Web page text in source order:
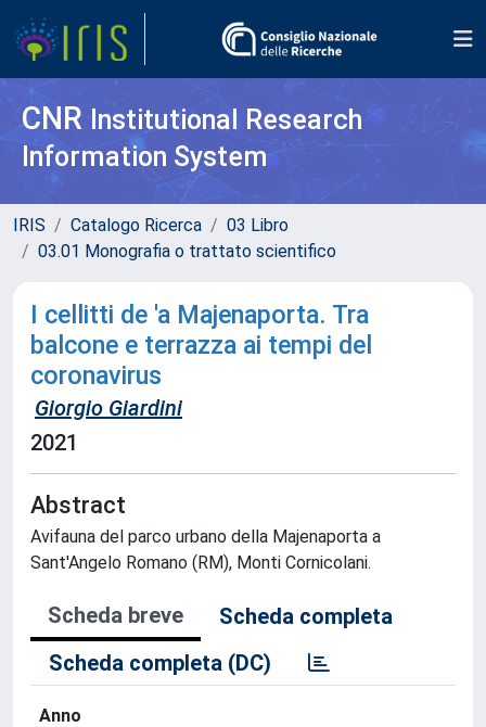
CNR Institutional Research
Information System
IRIS Catalogo Ricerca
03 Libro
03.01 Monografia o trattato scientifico
I cellitti de 'a Majenaporta. Tra
balcone e terrazza ai tempi del
coronavirus
Giorgio Giardini
2021
Abstract
Avifauna del parco urbano della Majenaporta a
Sant'Angelo Romano (RM), Monti Cornicolani.
Scheda breve
Scheda completa
Scheda completa (DC)
Anno